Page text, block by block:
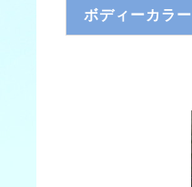
ボディーカラー